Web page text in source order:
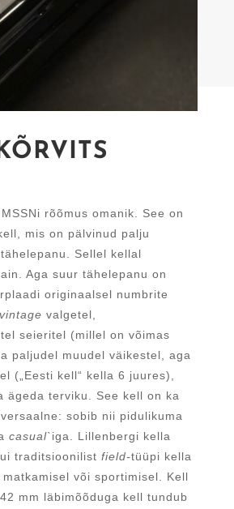
rõõmus omanik. See on
mis on pälvinud palju
Sellel kellal
Aga suur tähelepanu on
originaalsel numbrite
vintage valgetel,
seieritel (millel on võimas
paljudel muudel väikestel, aga
(„Eesti kell“ kella 6 juures),
ägeda terviku. See kell on ka
sobib nii pidulikuma
casual`iga. Lillenbergi kella
traditsioonilist field-tüüpi kella
või sportimisel. Kell
mm läbimõõduga kell tundub